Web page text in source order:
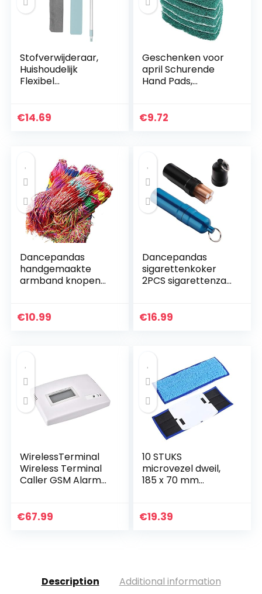
Stofverwijderaar,
Huishoudelijk
Flexibel
lange steel
€14.69
Geschenken voor
april Schurende
Hand Pads,
Hand
€9.72
Dancepandas
handgemaakte
armband knopen
vriendschap
€10.99
Dancepandas
sigarettenkoker
2PCS sigarettenzak
sigarettenkoker
€16.99
WirelessTerminal
Wireless Terminal
Caller GSM Alarm
Fixed Wireless
€67.99
10 STUKS
microvezel dweil,
185 x 70 mm
droge dweilpads
€19.39
Description Additional information